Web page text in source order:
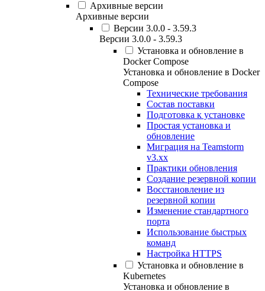
Архивные версии
Архивные версии
Версии 3.0.0 - 3.59.3
Версии 3.0.0 - 3.59.3
Установка и обновление в
Docker Compose
Установка и обновление в Docker
Compose
Технические требования
Состав поставки
Подготовка к установке
Простая установка и
обновление
Миграция на Teamstorm
v3.xx
Практики обновления
Создание резервной копии
Восстановление из
резервной копии
Изменение стандартного
порта
Использование быстрых
команд
Настройка HTTPS
Установка и обновление в
Kubernetes
Установка и обновление в